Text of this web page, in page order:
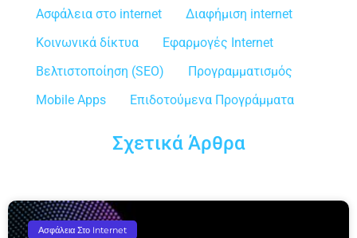
Ασφάλεια στο internet
Διαφήμιση internet
Κοινωνικά δίκτυα
Εφαρμογές Internet
Βελτιστοποίηση (SEO)
Προγραμματισμός
Mobile Apps
Επιδοτούμενα Προγράμματα
Σχετικά Άρθρα
Ασφάλεια Στο Internet